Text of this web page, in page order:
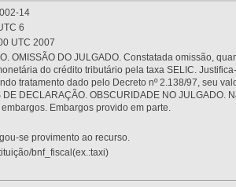
14
6
UTC 2007
OMISSÃO DO JULGADO. Constatada omissão,
do crédito tributário pela taxa SELIC.
tratamento dado pelo Decreto nº 2.138/97, seu
DECLARAÇÃO. OBSCURIDADE NO
Embargos provido em parte.
se provimento ao recurso.
bnf_fiscal(ex.:taxi)